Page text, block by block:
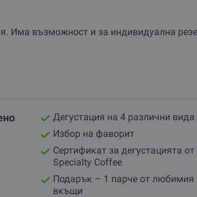
Има възможност и за индивидуална
Дегустация на 4 различни вида
Избор на фаворит
Сертификат за дегустацията от
Specialty Coffee
Подарък – 1 парче от любимия
вкъщи